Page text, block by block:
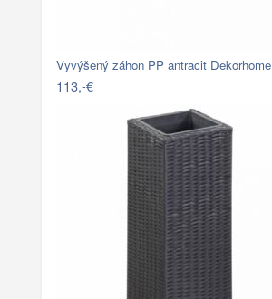
Vyvýšený záhon PP antracit Dekorhome
113,-€